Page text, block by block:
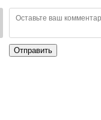
Отправить